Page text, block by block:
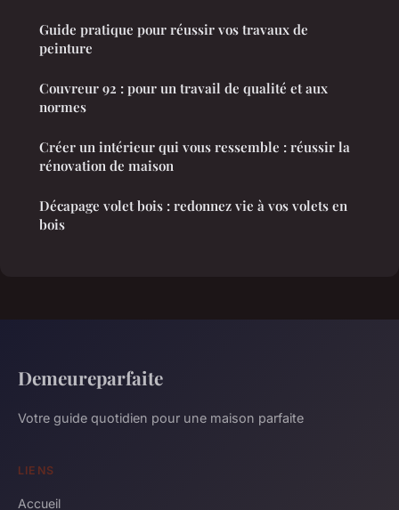
Guide pratique pour réussir vos travaux de
peinture
Couvreur 92 : pour un travail de qualité et aux
normes
Créer un intérieur qui vous ressemble : réussir la
rénovation de maison
Décapage volet bois : redonnez vie à vos volets en
bois
Demeureparfaite
Votre guide quotidien pour une maison parfaite
LIENS
Accueil